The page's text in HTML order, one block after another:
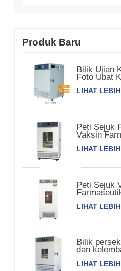
Produk Baru
Bilik Ujian
Foto Ubat
LIHAT
Peti Sejuk
Vaksin
LIHAT
Peti Sejuk
LIHAT
Bilik
dan
pintu
LIHAT